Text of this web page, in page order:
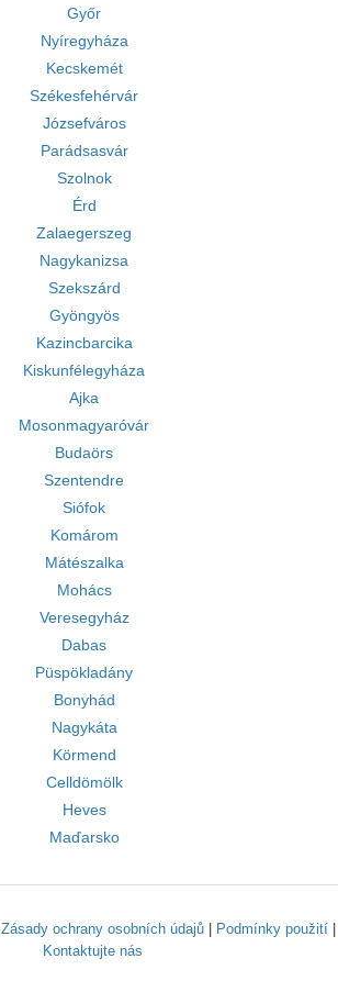
Győr
Nyíregyháza
Kecskemét
Székesfehérvár
Józsefváros
Parádsasvár
Szolnok
Érd
Zalaegerszeg
Nagykanizsa
Szekszárd
Gyöngyös
Kazincbarcika
Kiskunfélegyháza
Ajka
Mosonmagyaróvár
Budaörs
Szentendre
Siófok
Komárom
Mátészalka
Mohács
Veresegyház
Dabas
Püspökladány
Bonyhád
Nagykáta
Körmend
Celldömölk
Heves
Maďarsko
Zásady ochrany osobních údajů| Podmínky použití|
Kontaktujte nás